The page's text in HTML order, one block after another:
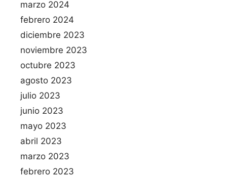
marzo 2024
febrero 2024
diciembre 2023
noviembre 2023
octubre 2023
agosto 2023
julio 2023
junio 2023
mayo 2023
abril 2023
marzo 2023
febrero 2023